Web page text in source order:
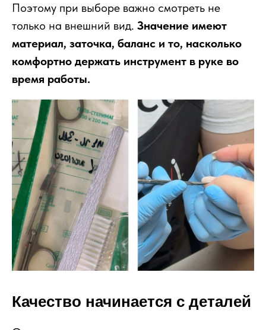
Поэтому при выборе важно смотреть не
только на внешний вид. Значение имеют
материал, заточка, баланс и то, насколько
комфортно держать инструмент в руке во
время работы.
Качество начинается с деталей